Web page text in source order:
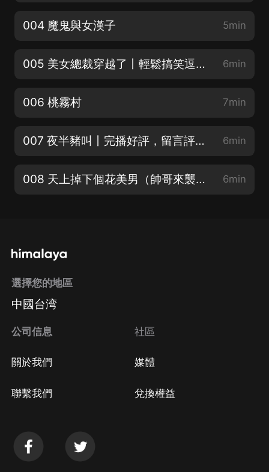
004 魔鬼與女漢子 5min
005 美女總裁穿越了丨輕鬆搞笑逗比 爽文 歡迎訂閱收聽 6min
006 桃霧村 7min
007 夜半豬叫丨完播好評，留言評論抽大獎啦！ 6min
008 天上掉下個花美男（帥哥來襲哈哈） 6min
選擇您的地區
中國台湾
公司信息
關於我們
聯繫我們
社區
媒體
兌換權益